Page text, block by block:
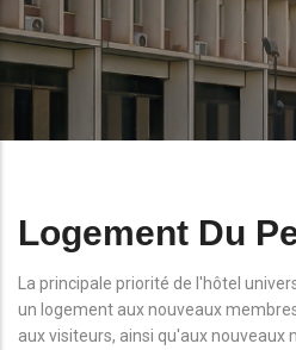
Logement Du
La principale priorité de l'hôtel
un logement aux nouveaux
aux visiteurs, ainsi qu'aux nouveaux